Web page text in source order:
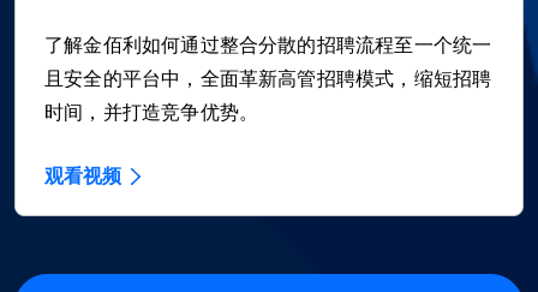
了解金佰利如何通过整合分散的招聘流程至一个统一
且安全的平台中，全面革新高管招聘模式，缩短招聘
时间，并打造竞争优势。
观看视频